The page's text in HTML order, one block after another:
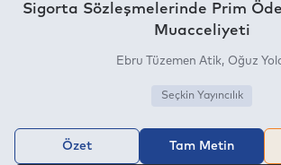
Sigorta Sözleşmelerinde Prim
Muacceliyeti
Ebru Tüzemen Atik Oğuz
Seçkin Yayıncılık
Özet Tam Metin